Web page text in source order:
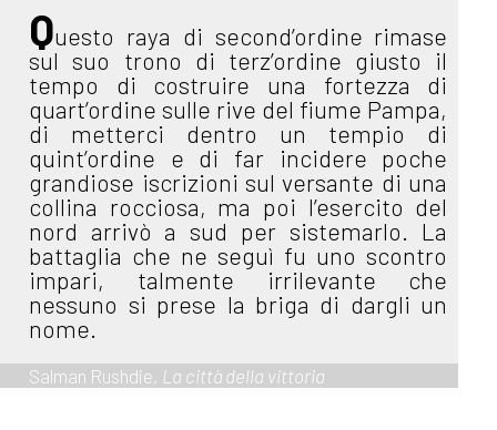
Questo raya di second’ordine rimase
sul suo trono di terz’ordine giusto il
tempo di costruire una fortezza di
quart’ordine sulle rive del fiume Pampa,
di metterci dentro un tempio di
quint’ordine e di far incidere poche
grandiose iscrizioni sul versante di una
collina rocciosa, ma poi l’esercito del
nord arrivò a sud per sistemarlo. La
battaglia che ne seguì fu uno scontro
impari, talmente irrilevante che
nessuno si prese la briga di dargli un
nome.
Salman Rushdie, La città della vittoria